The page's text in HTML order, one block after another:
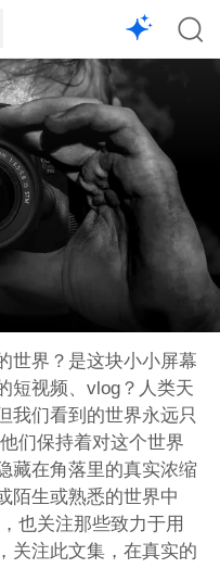
世界？是这块小小屏幕
短视频、vlog？人类天
我们看到的世界永远只
们保持着对这个世界
藏在角落里的真实浓缩
陌生或熟悉的世界中
也关注那些致力于用
关注此文集，在真实的